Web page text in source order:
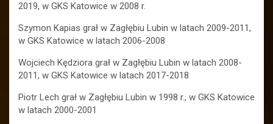
2019, w GKS Katowice w 2008 r.
Szymon Kapias grał w Zagłębiu Lubin w latach 2009-2011,
w GKS Katowice w latach 2006-2008
Wojciech Kędziora grał w Zagłębiu Lubin w latach 2008-
2011, w GKS Katowice w latach 2017-2018
Piotr Lech grał w Zagłębiu Lubin w 1998 r., w GKS Katowice
w latach 2000-2001